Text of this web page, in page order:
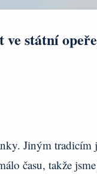
státní
Jiným tradicím
času, takže